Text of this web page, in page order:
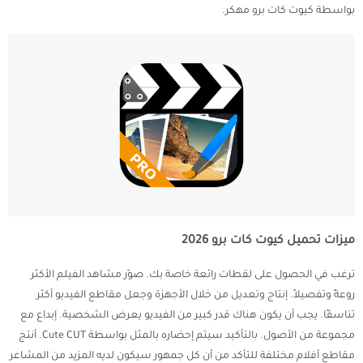
بواسطة كيوت كات برو مهكر.
ميزات تحميل كيوت كات برو 2026
ترغب في الحصول على لقطات رائعة خاصة بك. صوّر مشاهد الفيلم الأكثر
روعةً وتفصيلاً. إنتاج وتعديل من خلال الأجهزة وجعل مقاطع الفيديو أكثر
تناسقًا. يجب أن يكون هناك قدر كبير من الفيديو يعرض الشخصية. إبداع مع
مجموعة من الأصول. بالتأكيد سيتم إحضاره بالمثل بواسطة Cute CUT. أنتج
مقاطع أفلام مختلفة للتأكد من أن كل جمهور سيكون لديه المزيد من المشاعر